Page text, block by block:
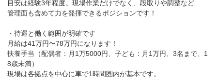
目安は経験3年程度。現場作業だけでなく、段取りや調整など
管理面も含めて力を発揮できるポジションです！
・待遇と働く範囲が明確です
月給は41万円〜78万円になります！
扶養手当（配偶者：月1万5000円、子ども：月1万円、3名まで、1
8歳未満）
現場は各拠点を中心に車で1時間圏内が基本です。